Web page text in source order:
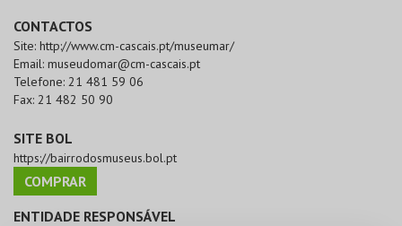
CONTACTOS
Site: http://www.cm-cascais.pt/museumar/
Email: museudomar@cm-cascais.pt
Telefone: 21 481 59 06
Fax: 21 482 50 90
SITE BOL
https://bairrodosmuseus.bol.pt
COMPRAR
ENTIDADE RESPONSÁVEL